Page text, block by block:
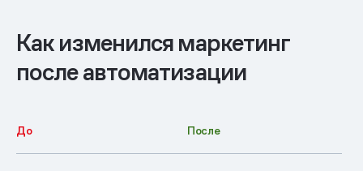
Как изменился маркетинг
после автоматизации
До После